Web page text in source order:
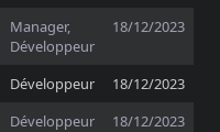
Manager,
Développeur
18/12/2023
Développeur
18/12/2023
Développeur
18/12/2023